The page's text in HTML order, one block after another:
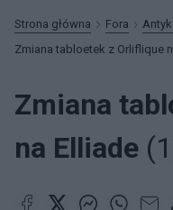
Strona główna Fora
Zmiana tabloetek z Orliflique
Zmiana
na Elliade